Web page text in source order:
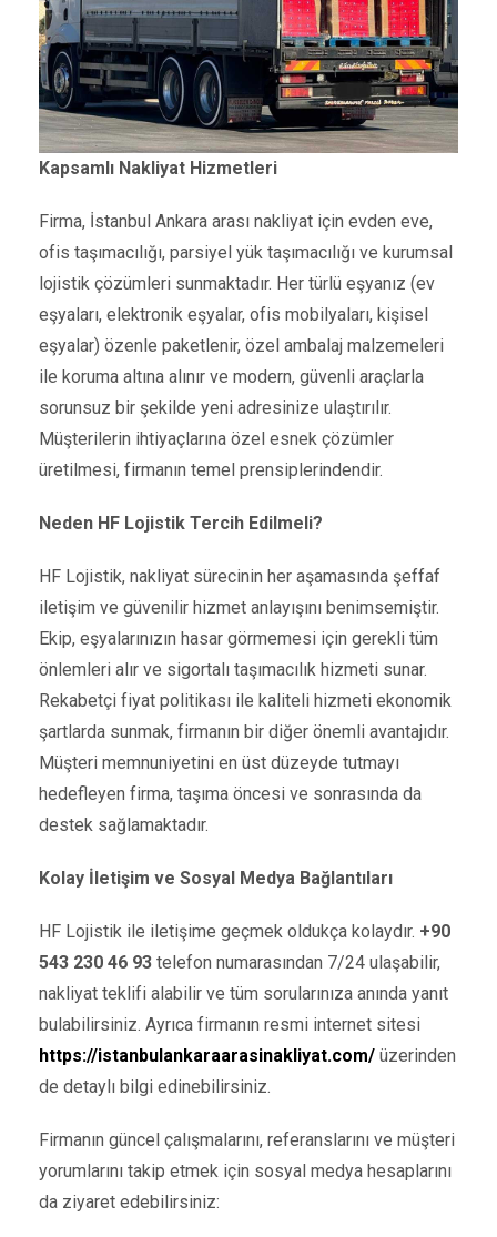
Kapsamlı Nakliyat Hizmetleri
Firma, İstanbul Ankara arası nakliyat için evden eve,
ofis taşımacılığı, parsiyel yük taşımacılığı ve kurumsal
lojistik çözümleri sunmaktadır. Her türlü eşyanız (ev
eşyaları, elektronik eşyalar, ofis mobilyaları, kişisel
eşyalar) özenle paketlenir, özel ambalaj malzemeleri
ile koruma altına alınır ve modern, güvenli araçlarla
sorunsuz bir şekilde yeni adresinize ulaştırılır.
Müşterilerin ihtiyaçlarına özel esnek çözümler
üretilmesi, firmanın temel prensiplerindendir.
Neden HF Lojistik Tercih Edilmeli?
HF Lojistik, nakliyat sürecinin her aşamasında şeffaf
iletişim ve güvenilir hizmet anlayışını benimsemiştir.
Ekip, eşyalarınızın hasar görmemesi için gerekli tüm
önlemleri alır ve sigortalı taşımacılık hizmeti sunar.
Rekabetçi fiyat politikası ile kaliteli hizmeti ekonomik
şartlarda sunmak, firmanın bir diğer önemli avantajıdır.
Müşteri memnuniyetini en üst düzeyde tutmayı
hedefleyen firma, taşıma öncesi ve sonrasında da
destek sağlamaktadır.
Kolay İletişim ve Sosyal Medya Bağlantıları
HF Lojistik ile iletişime geçmek oldukça kolaydır. +90
543 230 46 93 telefon numarasından 7/24 ulaşabilir,
nakliyat teklifi alabilir ve tüm sorularınıza anında yanıt
bulabilirsiniz. Ayrıca firmanın resmi internet sitesi
https://istanbulankaraarasinakliyat.com/ üzerinden
de detaylı bilgi edinebilirsiniz.
Firmanın güncel çalışmalarını, referanslarını ve müşteri
yorumlarını takip etmek için sosyal medya hesaplarını
da ziyaret edebilirsiniz: